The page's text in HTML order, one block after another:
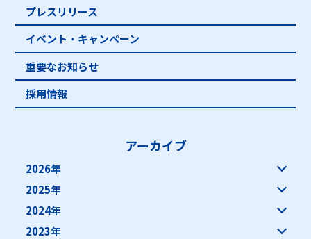
プレスリリース
イベント・キャンペーン
重要なお知らせ
採用情報
アーカイブ
2026年
2025年
2024年
2023年